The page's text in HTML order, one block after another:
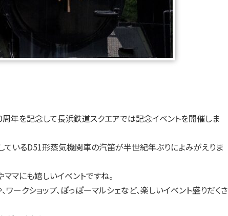
年を記念して長浜鉄道スクエアでは記念イベントを開催しま
ているD51形蒸気機関車の汽笛が半世紀年ぶりによみがえりま
マにも嬉しいイベントですね。
ークショップ、ぽっぽーマルシェなど、楽しいイベント盛りだくさ